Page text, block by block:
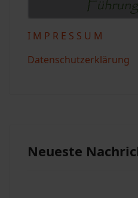
I M P R E S S U M
Datenschutzerklärung
Neueste